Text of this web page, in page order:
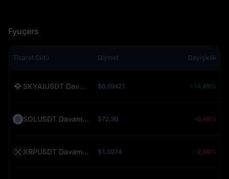
Fyuçers
Ticarət Cütü Qiymət Dəyişiklik
SKYAIUSDT Davamlı (SKYAI) $0,09421 +14,89%
SOLUSDT Davamlı (SOL) $72,90 -0,49%
XRPUSDT Davamlı (XRP) $1,0274 -2,04%